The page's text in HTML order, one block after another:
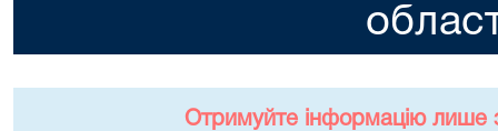
Отримуйте інформацію лише